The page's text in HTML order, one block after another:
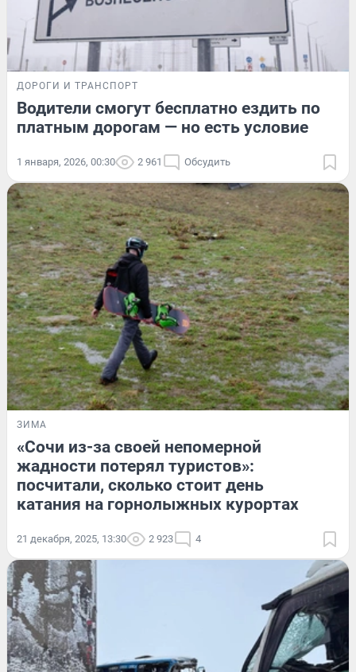
ДОРОГИ И ТРАНСПОРТ
Водители смогут бесплатно ездить по
платным дорогам — но есть условие
1 января, 2026, 00:30 2 961 Обсудить
ЗИМА
«Сочи из-за своей непомерной
жадности потерял туристов»:
посчитали, сколько стоит день
катания на горнолыжных курортах
21 декабря, 2025, 13:30 2 923 4